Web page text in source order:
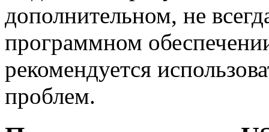
дополнительном, не
программном
рекомендуется
проблем.